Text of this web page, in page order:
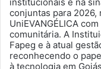
conjuntas para
UniEVANGÉLICA
comunitária. A
Fapeg e à atual
reconhecendo o
à tecnologia em